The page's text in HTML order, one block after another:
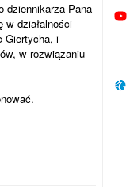
dziennikarza Pana
w działalności
Giertycha, i
w rozwiązaniu